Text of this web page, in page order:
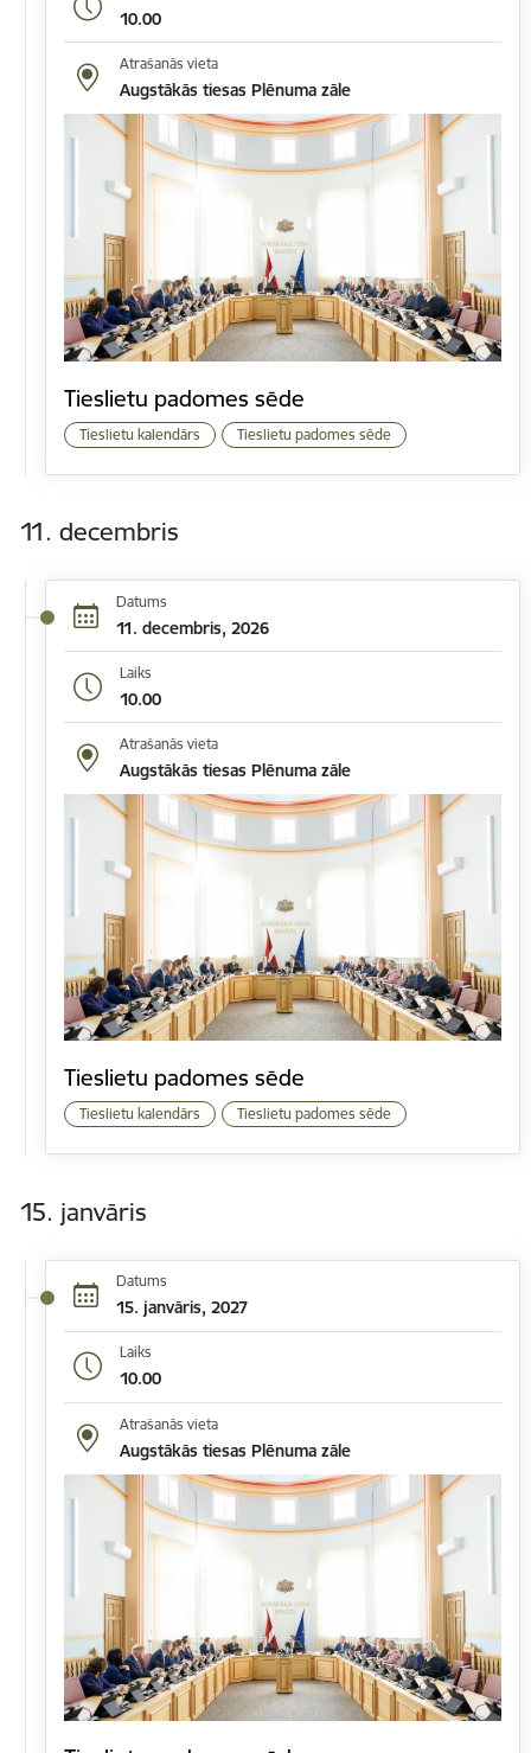
10.00
Atrašanās vieta
Augstākās tiesas Plēnuma zāle
Tieslietu padomes sēde
Tieslietu kalendārs Tieslietu padomes sēde
11. decembris
Datums
11. decembris, 2026
Laiks
10.00
Atrašanās vieta
Augstākās tiesas Plēnuma zāle
Tieslietu padomes sēde
Tieslietu kalendārs Tieslietu padomes sēde
15. janvāris
Datums
15. janvāris, 2027
Laiks
10.00
Atrašanās vieta
Augstākās tiesas Plēnuma zāle